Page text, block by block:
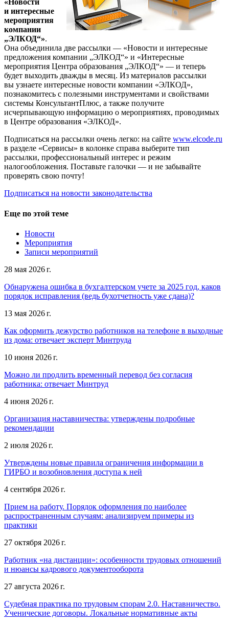
«Новости
и интересные
мероприятия
компании
„ЭЛКОД“».
Она объединила две рассылки — «Новости и интересные
предложения компании „ЭЛКОД“» и «Интересные
мероприятия Центра образования „ЭЛКОД“» — и теперь
будет выходить дважды в месяц. Из материалов рассылки
вы узнаете интересные новости компании «ЭЛКОД»,
познакомитесь с полезными инструментами и свойствами
системы КонсультантПлюс, а также получите
исчерпывающую информацию о мероприятиях, проводимых
в Центре образования «ЭЛКОД».
Подписаться на рассылки очень легко: на сайте www.elcode.ru
в разделе «Сервисы» в колонке справа выберите тип
рассылки, профессиональный интерес и режим
налогообложения. Поставьте галочки — и не забывайте
проверять свою почту!
Подписаться на новости законодательства
Еще по этой теме
Новости
Мероприятия
Записи мероприятий
28 мая 2026 г.
Обнаружена ошибка в бухгалтерском учете за 2025 год, каков
порядок исправления (ведь бухотчетность уже сдана)?
13 мая 2026 г.
Как оформить дежурство работников на телефоне в выходные
из дома: отвечает эксперт Минтруда
10 июня 2026 г.
Можно ли продлить временный перевод без согласия
работника: отвечает Минтруд
4 июня 2026 г.
Организация наставничества: утверждены подробные
рекомендации
2 июля 2026 г.
Утверждены новые правила ограничения информации в
ГИРБО и возобновления доступа к ней
4 сентября 2026 г.
Прием на работу. Порядок оформления по наиболее
распространенным случаям: анализируем примеры из
практики
27 октября 2026 г.
Работник «на дистанции»: особенности трудовых отношений
и нюансы кадрового документооборота
27 августа 2026 г.
Судебная практика по трудовым спорам 2.0. Наставничество.
Ученические договоры. Локальные нормативные акты